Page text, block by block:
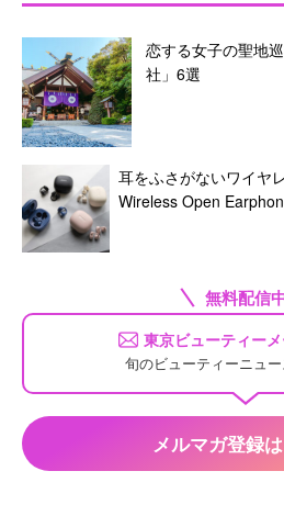
恋する女子の聖地
社」6選
耳をふさがないワイヤ
Wireless Open
無料配信
東京ビューティー
旬のビューティーニュー
メルマガ登録